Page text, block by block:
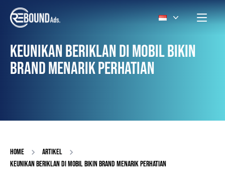
KEUNIKAN BERIKLAN DI MOBIL BIKIN
BRAND MENARIK PERHATIAN
HOME
ARTIKEL
KEUNIKAN BERIKLAN DI MOBIL BIKIN BRAND MENARIK PERHATIAN